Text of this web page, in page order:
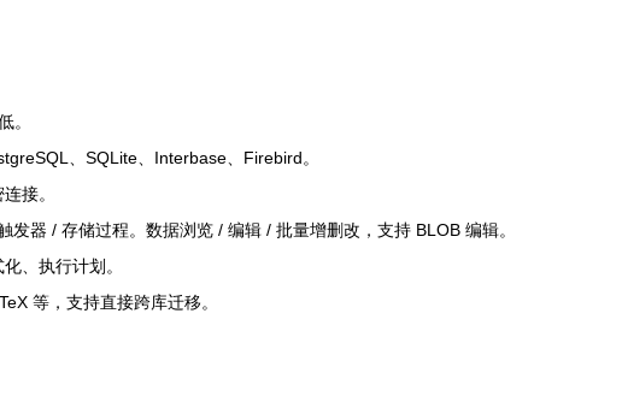
。
、SQLite、Interbase、Firebird。
接。
器 / 存储过程。数据浏览 / 编辑 / 批量增删改，支持 BLOB 编辑。
、执行计划。
等，支持直接跨库迁移。